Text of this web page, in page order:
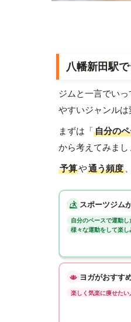
八幡新田駅
ジムと一言でい
やすいジャンルは
まずは「自分の
から考えてみまし
予算や通う頻度 、
スポーツジム
自分のペースで運動し
様々な運動をして楽し
ヨガがおすす
楽しく気楽に痩せたい